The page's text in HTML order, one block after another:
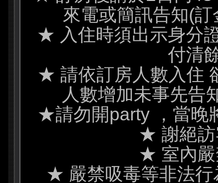
來電或簡訊告知(
★ 入住時須出示身分
付清
★ 請依訂房人數入住
人數增加未事先告
★請勿開party ，當晚
★ 謝絕訪
★ 室內嚴
★ 嚴禁吸毒等非法行